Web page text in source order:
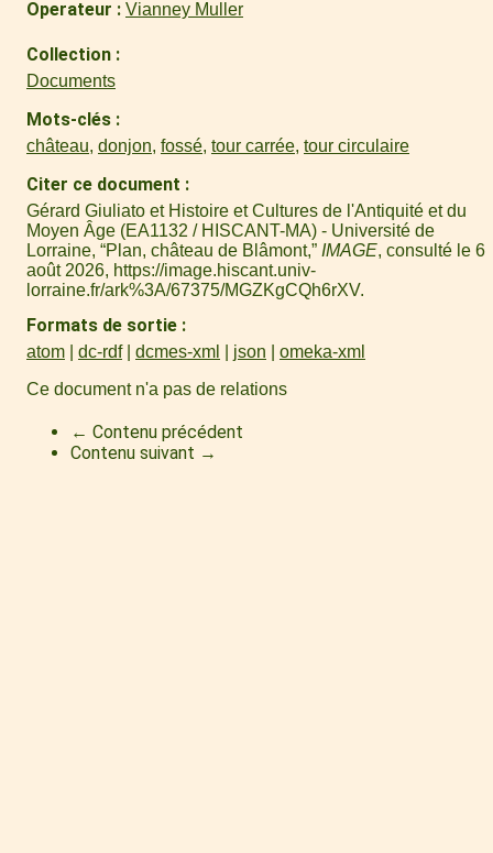
Operateur Vianney Muller
Collection
Documents
Mots-clés
château, donjon, fossé, tour carrée, tour circulaire
Citer ce document
Gérard Giuliato et Histoire et Cultures de l'Antiquité et du
Moyen Âge (EA1132 / HISCANT-MA) - Université de
Lorraine, “Plan, château de Blâmont,” IMAGE, consulté le 6
août 2026, https://image.hiscant.univ-
lorraine.fr/ark%3A/67375/MGZKgCQh6rXV.
Formats de sortie
atom dc-rdf dcmes-xml json
omeka-xml
Ce document n'a pas de relations
← Contenu précédent
Contenu suivant →